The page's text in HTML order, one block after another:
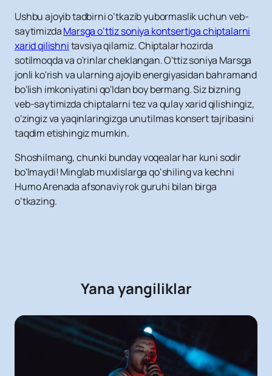
Ushbu ajoyib tadbirni o‘tkazib yubormaslik uchun veb-
saytimizdaMarsga o‘ttiz soniya kontsertiga chiptalarni
xarid qilishnitavsiya qilamiz. Chiptalar hozirda
sotilmoqda va o'rinlar cheklangan. O'ttiz soniya Marsga
jonli ko'rish va ularning ajoyib energiyasidan bahramand
bo'lish imkoniyatini qo'ldan boy bermang. Siz bizning
veb-saytimizda chiptalarni tez va qulay xarid qilishingiz,
o'zingiz va yaqinlaringizga unutilmas konsert tajribasini
taqdim etishingiz mumkin.
Shoshilmang, chunki bunday voqealar har kuni sodir
bo'lmaydi! Minglab muxlislarga qo‘shiling va kechni
Humo Arenada afsonaviy rok guruhi bilan birga
o‘tkazing.
Yana yangiliklar